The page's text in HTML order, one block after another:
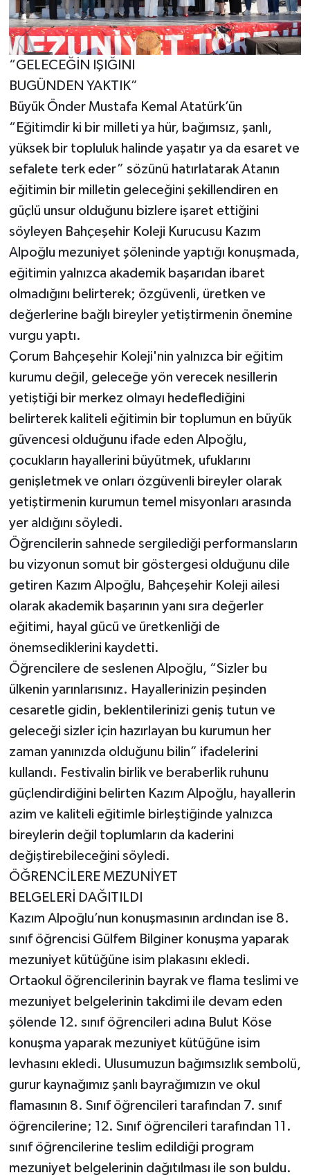
“GELECEĞİN IŞIĞINI
BUGÜNDEN YAKTIK”
Büyük Önder Mustafa Kemal Atatürk’ün
“Eğitimdir ki bir milleti ya hür, bağımsız, şanlı,
yüksek bir topluluk halinde yaşatır ya da esaret ve
sefalete terk eder” sözünü hatırlatarak Atanın
eğitimin bir milletin geleceğini şekillendiren en
güçlü unsur olduğunu bizlere işaret ettiğini
söyleyen Bahçeşehir Koleji Kurucusu Kazım
Alpoğlu mezuniyet şöleninde yaptığı konuşmada,
eğitimin yalnızca akademik başarıdan ibaret
olmadığını belirterek; özgüvenli, üretken ve
değerlerine bağlı bireyler yetiştirmenin önemine
vurgu yaptı.
Çorum Bahçeşehir Koleji'nin yalnızca bir eğitim
kurumu değil, geleceğe yön verecek nesillerin
yetiştiği bir merkez olmayı hedeflediğini
belirterek kaliteli eğitimin bir toplumun en büyük
güvencesi olduğunu ifade eden Alpoğlu,
çocukların hayallerini büyütmek, ufuklarını
genişletmek ve onları özgüvenli bireyler olarak
yetiştirmenin kurumun temel misyonları arasında
yer aldığını söyledi.
Öğrencilerin sahnede sergilediği performansların
bu vizyonun somut bir göstergesi olduğunu dile
getiren Kazım Alpoğlu, Bahçeşehir Koleji ailesi
olarak akademik başarının yanı sıra değerler
eğitimi, hayal gücü ve üretkenliği de
önemsediklerini kaydetti.
Öğrencilere de seslenen Alpoğlu, “Sizler bu
ülkenin yarınlarısınız. Hayallerinizin peşinden
cesaretle gidin, beklentilerinizi geniş tutun ve
geleceği sizler için hazırlayan bu kurumun her
zaman yanınızda olduğunu bilin” ifadelerini
kullandı. Festivalin birlik ve beraberlik ruhunu
güçlendirdiğini belirten Kazım Alpoğlu, hayallerin
azim ve kaliteli eğitimle birleştiğinde yalnızca
bireylerin değil toplumların da kaderini
değiştirebileceğini söyledi.
ÖĞRENCİLERE MEZUNİYET
BELGELERİ DAĞITILDI
Kazım Alpoğlu’nun konuşmasının ardından ise 8.
sınıf öğrencisi Gülfem Bilginer konuşma yaparak
mezuniyet kütüğüne isim plakasını ekledi.
Ortaokul öğrencilerinin bayrak ve flama teslimi ve
mezuniyet belgelerinin takdimi ile devam eden
şölende 12. sınıf öğrencileri adına Bulut Köse
konuşma yaparak mezuniyet kütüğüne isim
levhasını ekledi. Ulusumuzun bağımsızlık sembolü,
gurur kaynağımız şanlı bayrağımızın ve okul
flamasının 8. Sınıf öğrencileri tarafından 7. sınıf
öğrencilerine; 12. Sınıf öğrencileri tarafından 11.
sınıf öğrencilerine teslim edildiği program
mezuniyet belgelerinin dağıtılması ile son buldu.